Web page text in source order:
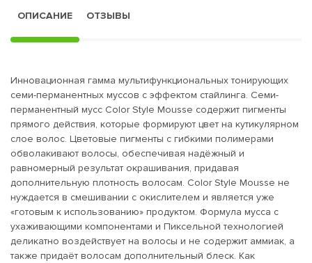
ОПИСАНИЕ
ОТЗЫВЫ
Инновационная гамма мультифункциональных тонирующих
семи-перманентных муссов с эффектом стайлинга. Семи-
перманентный мусс Color Style Mousse содержит пигменты
прямого действия, которые формируют цвет на кутикулярном
слое волос. Цветовые пигменты с гибкими полимерами
обволакивают волосы, обеспечивая надёжный и
равномерный результат окрашивания, придавая
дополнительную плотность волосам. Color Style Mousse не
нуждается в смешивании с окислителем и является уже
«готовым к использованию» продуктом. Формула мусса с
ухаживающими компонентами и Пиксельной технологией
деликатно воздействует на волосы и не содержит аммиак, а
также придаёт волосам дополнительный блеск. Как